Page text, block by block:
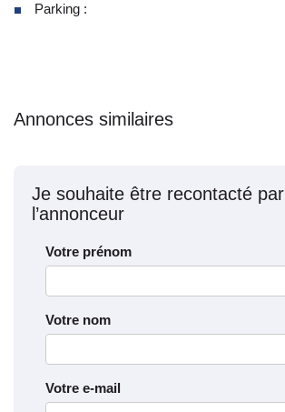
Parking :
Annonces similaires
Je souhaite être recontacté par
l’annonceur
Votre prénom
Votre nom
Votre e-mail